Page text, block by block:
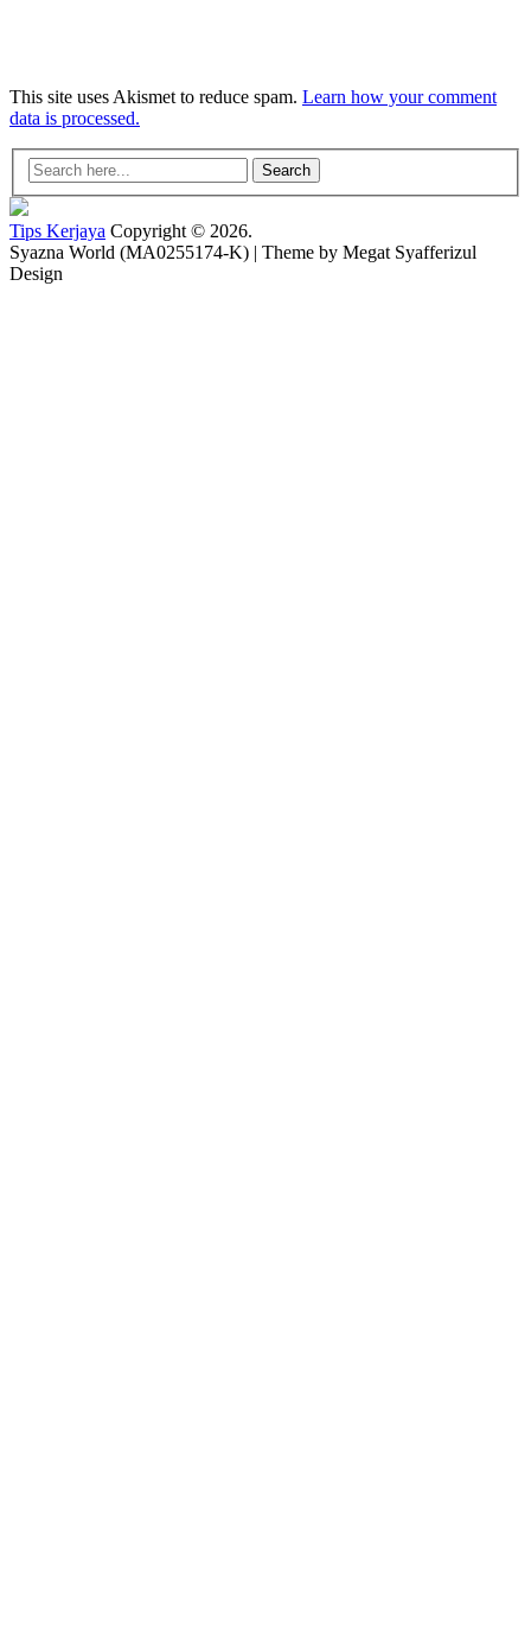
This site uses Akismet to reduce spam. Learn how your comment
data is processed.
Search
Tips Kerjaya Copyright © 2026.
Syazna World (MA0255174-K) | Theme by Megat Syafferizul
Design